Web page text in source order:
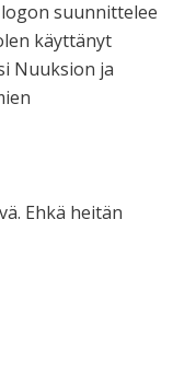
suunnittelee
käyttänyt
Nuuksion ja
Ehkä heitän